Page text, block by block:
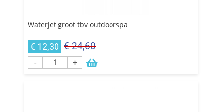
Waterjet groot tbv outdoorspa
€ 12,30 € 24,60
- +